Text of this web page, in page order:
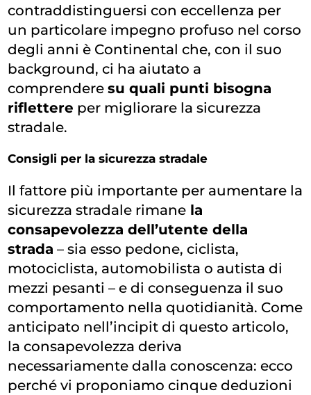
contraddistinguersi con eccellenza per
un particolare impegno profuso nel corso
degli anni è Continental che, con il suo
background, ci ha aiutato a
comprenderesu quali punti bisogna
riflettere per migliorare la sicurezza
stradale.
Consigli per la sicurezza stradale
Il fattore più importante per aumentare la
sicurezza stradale rimane la
consapevolezza dell’utente della
strada – sia esso pedone, ciclista,
motociclista, automobilista o autista di
mezzi pesanti – e di conseguenza il suo
comportamento nella quotidianità. Come
anticipato nell’incipit di questo articolo,
la consapevolezza deriva
necessariamente dalla conoscenza: ecco
perché vi proponiamo cinque deduzioni